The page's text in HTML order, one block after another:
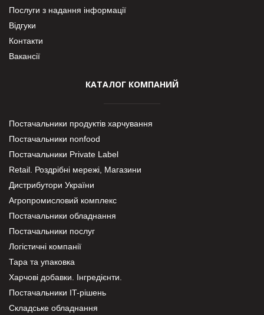
Послуги з надання інформації
Відгуки
Контакти
Вакансії
КАТАЛОГ КОМПАНИЙ
Постачальники продуктів харчування
Постачальники nonfood
Постачальники Private Label
Retail. Роздрібні мережі, Магазини
Дистрибутори України
Агропромисловий комплекс
Постачальники обладнання
Постачальники послуг
Логістичні компанії
Тара та упаковка
Харчові добавки. Інгредієнти.
Постачальники IT-рішень
Складське обладнання